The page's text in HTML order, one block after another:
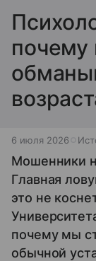
6 июля 2026
Мошенники
Главная
это не
почему мы
обычной